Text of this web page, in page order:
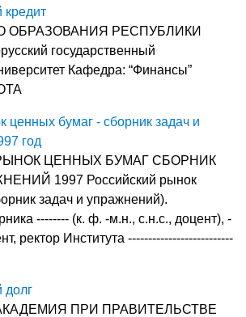
кредит
ОБРАЗОВАНИЯ РЕСПУБЛИКИ
государственный
Кафедра: “Финансы”
ценных бумаг - сборник задач и
год
ЦЕННЫХ БУМАГ СБОРНИК
1997 Российский рынок
задач и упражнений).
-------- (к. ф. -м.н., с.н.с., доцент), -
ректор Института --------------------------
долг
ПРИ ПРАВИТЕЛЬСТВЕ